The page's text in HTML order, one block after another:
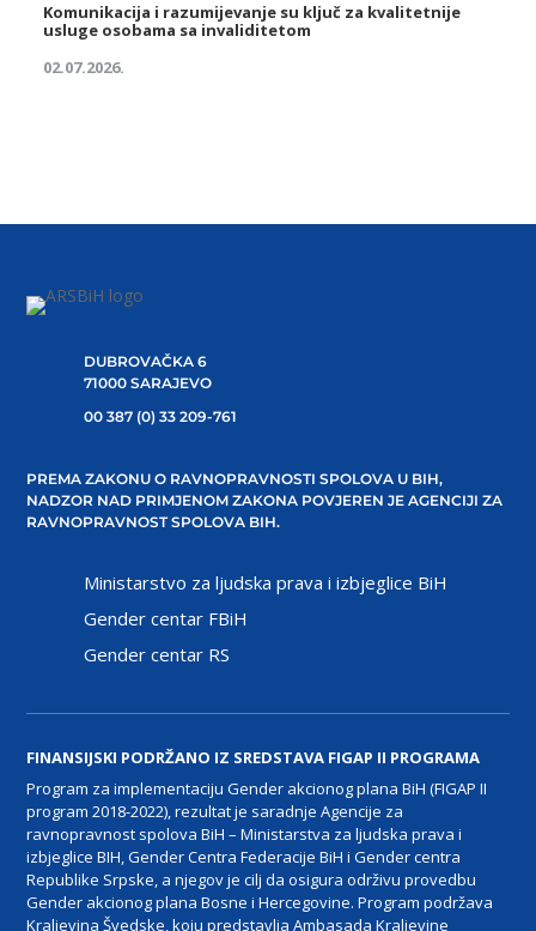
Komunikacija i razumijevanje su ključ za kvalitetnije
usluge osobama sa invaliditetom
02.07.2026.
DUBROVAČKA 6
71000 SARAJEVO
00 387 (0) 33 209-761
PREMA ZAKONU O RAVNOPRAVNOSTI SPOLOVA U BIH,
NADZOR NAD PRIMJENOM ZAKONA POVJEREN JE AGENCIJI ZA
RAVNOPRAVNOST SPOLOVA BIH.
Ministarstvo za ljudska prava i izbjeglice BiH
Gender centar FBiH
Gender centar RS
FINANSIJSKI PODRŽANO IZ SREDSTAVA FIGAP II PROGRAMA
Program za implementaciju Gender akcionog plana BiH (FIGAP II
program 2018-2022), rezultat je saradnje Agencije za
ravnopravnost spolova BiH – Ministarstva za ljudska prava i
izbjeglice BIH, Gender Centra Federacije BiH i Gender centra
Republike Srpske, a njegov je cilj da osigura održivu provedbu
Gender akcionog plana Bosne i Hercegovine. Program podržava
Kraljevina Švedske, koju predstavlja Ambasada Kraljevine